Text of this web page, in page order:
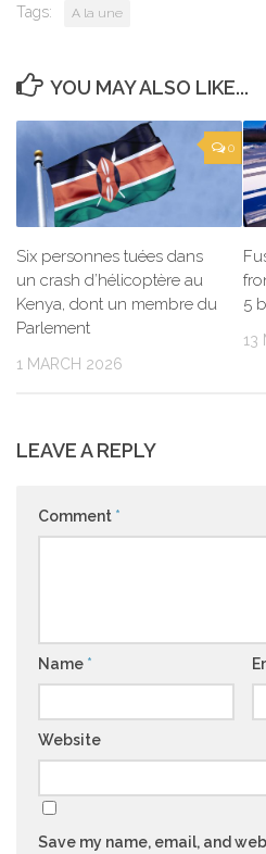
Tags: A la une
YOU MAY ALSO LIKE...
0
Six personnes tuées dans
un crash d’hélicoptère au
Kenya, dont un membre du
Parlement
1 MARCH 2026
5
13
LEAVE A REPLY
Comment *
Name *
Website
Save my name, email, and